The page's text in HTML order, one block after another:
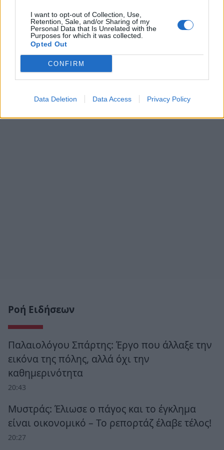
I want to opt-out of Collection, Use,
Retention, Sale, and/or Sharing of my
Personal Data that Is Unrelated with the
Purposes for which it was collected.
Opted Out
CONFIRM
Data Deletion Data Access Privacy Policy
Ροή Ειδήσεων
Παλαιολόγου Σπάρτης: Έργο που άλλαξε την
εικόνα της πόλης, αλλά όχι την
καθημερινότητα
20:43
Μυστράς: Έλιωσε ο πάγος και το έγκλημα
είναι οικονομικό – Το ρεπορτάζ έλαβε τέλος!
20:27